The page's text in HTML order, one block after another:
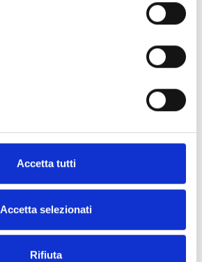
Accetta tutti
Accetta selezionati
Rifiuta
Módulo entradas/salidas múltiples
e interfaz de zonas
convencionales